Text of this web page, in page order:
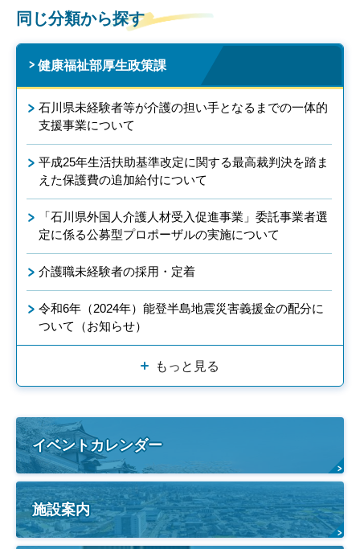
同じ分類から探す
健康福祉部厚生政策課
石川県未経験者等が介護の担い手となるまでの一体的
支援事業について
平成25年生活扶助基準改定に関する最高裁判決を踏ま
えた保護費の追加給付について
「石川県外国人介護人材受入促進事業」委託事業者選
定に係る公募型プロポーザルの実施について
介護職未経験者の採用・定着
令和6年（2024年）能登半島地震災害義援金の配分に
ついて（お知らせ）
もっと見る
イベントカレンダー
施設案内